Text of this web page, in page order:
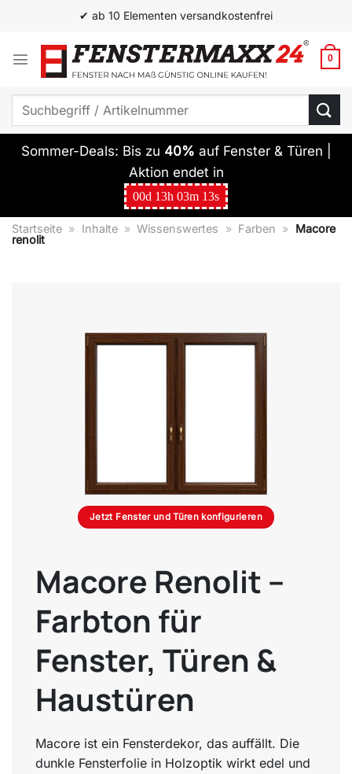
springen
✔ ab 10 Elementen versandkostenfrei
0
Suchen
Sommer-Deals: Bis zu 40% auf Fenster & Türen |
Aktion endet in
00d 13h 03m 12s
Startseite » Inhalte » Wissenswertes » Farben » Macore
renolit
Macore Renolit –
Farbton für
Fenster, Türen &
Haustüren
Macore ist ein Fensterdekor, das auffällt. Die
dunkle Fensterfolie in Holzoptik wirkt edel und
Jetzt Fenster und Türen konfigurieren